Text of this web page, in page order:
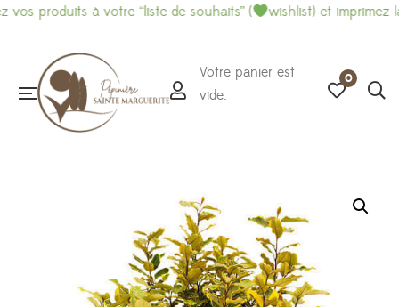
à votre “liste de souhaits” ( wishlist) et imprimez-là
Votre panier est
vide.
0